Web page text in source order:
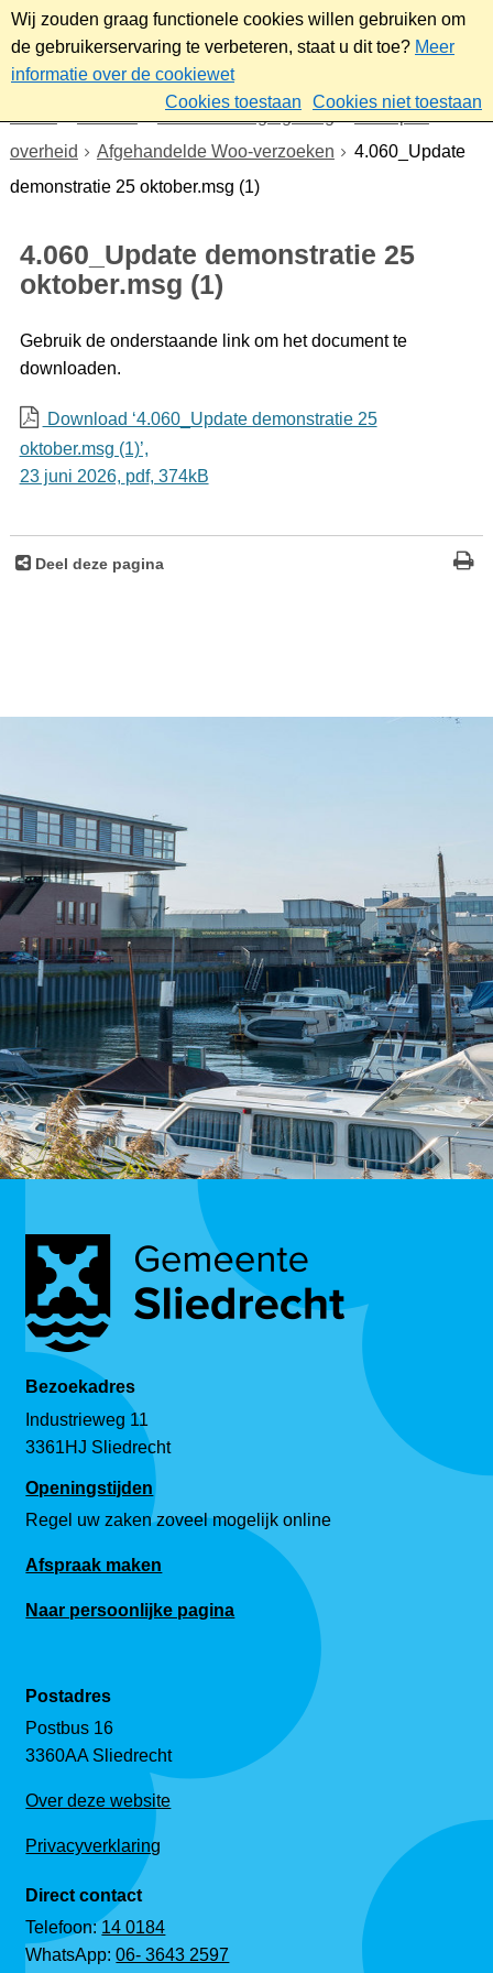
Wij zouden graag functionele cookies willen gebruiken om
de gebruikerservaring te verbeteren, staat u dit toe? Meer
informatie over de cookiewet
Cookies toestaan
Cookies niet toestaan
Beleid- en regelgeving
Wet open
overheid
Afgehandelde Woo-verzoeken
4.060_Update
demonstratie 25 oktober.msg (1)
4.060_Update demonstratie 25
oktober.msg (1)
Gebruik de onderstaande link om het document te
downloaden.
Download ‘4.060_Update demonstratie 25
oktober.msg (1)’,
23 juni 2026, pdf, 374kB
Deel deze pagina
Bezoekadres
Industrieweg 11
3361HJ Sliedrecht
Openingstijden
Regel uw zaken zoveel mogelijk online
Afspraak maken
Naar persoonlijke pagina
Postadres
Postbus 16
3360AA Sliedrecht
Over deze website
Privacyverklaring
Direct contact
Telefoon:14 0184
WhatsApp:06- 3643 2597